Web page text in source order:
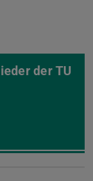
der TU